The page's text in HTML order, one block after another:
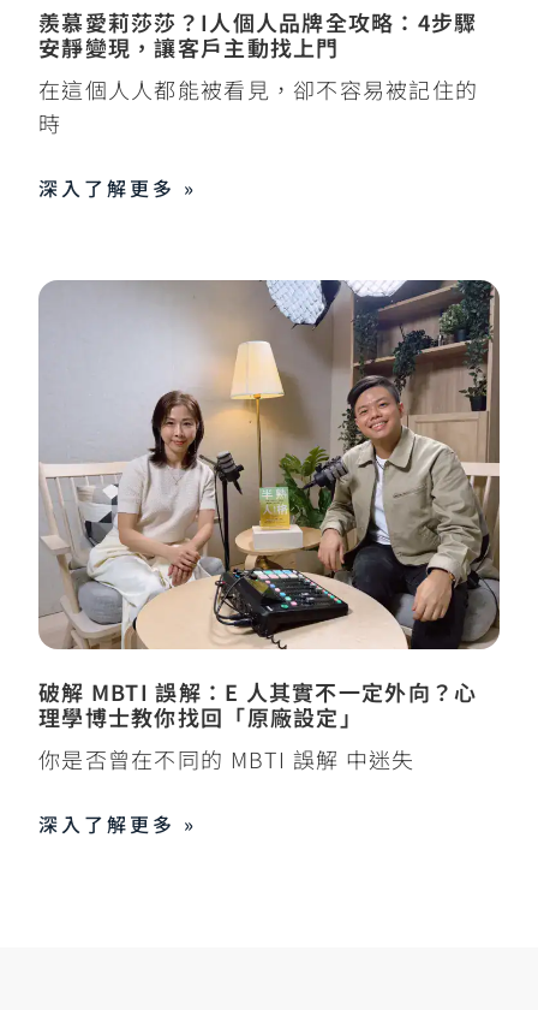
羨慕愛莉莎莎？I人個人品牌全攻略：4步驟
安靜變現，讓客戶主動找上門
在這個人人都能被看見，卻不容易被記住的
時
深入了解更多 »
破解 MBTI 誤解：E 人其實不一定外向？心
理學博士教你找回「原廠設定」
你是否曾在不同的 MBTI 誤解 中迷失
深入了解更多 »